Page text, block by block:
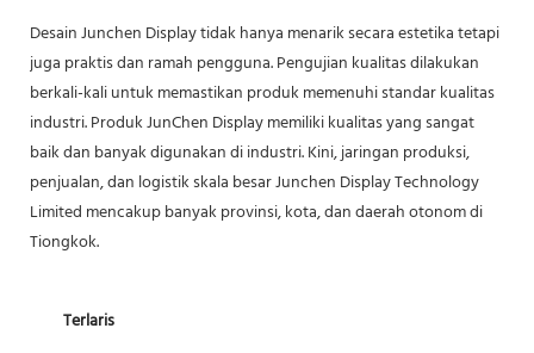
Desain Junchen Display tidak hanya menarik secara estetika tetapi
juga praktis dan ramah pengguna. Pengujian kualitas dilakukan
berkali-kali untuk memastikan produk memenuhi standar kualitas
industri. Produk JunChen Display memiliki kualitas yang sangat
baik dan banyak digunakan di industri. Kini, jaringan produksi,
penjualan, dan logistik skala besar Junchen Display Technology
Limited mencakup banyak provinsi, kota, dan daerah otonom di
Tiongkok.
Terlaris